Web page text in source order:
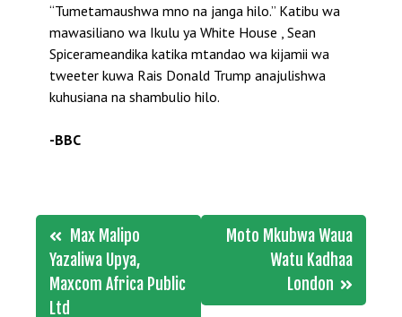
“Tumetamaushwa mno na janga hilo.” Katibu wa
mawasiliano wa Ikulu ya White House , Sean
Spicerameandika katika mtandao wa kijamii wa
tweeter kuwa Rais Donald Trump anajulishwa
kuhusiana na shambulio hilo.
-BBC
Post
navigation
Max Malipo
Yazaliwa Upya,
Maxcom Africa Public
Ltd
Moto Mkubwa Waua
Watu Kadhaa
London